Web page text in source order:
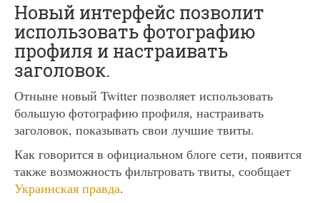
Новый интерфейс позволит
использовать фотографию
профиля и настраивать
заголовок.
Отныне новый Twitter позволяет использовать
большую фотографию профиля, настраивать
заголовок, показывать свои лучшие твиты.
Как говорится в официальном блоге сети, появится
также возможность фильтровать твиты, сообщает
Украинская правда.